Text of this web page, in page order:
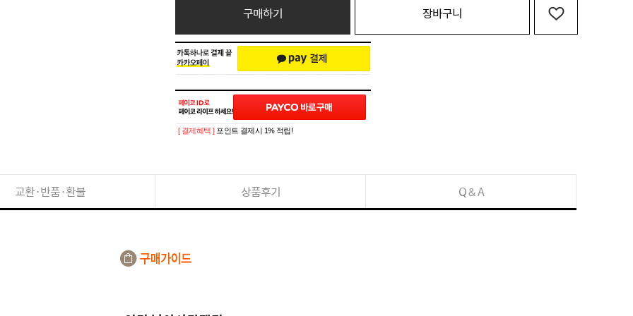
구매하기 장바구니
[ 결제혜택 ] 포인트 결제시 1% 적립!
교환·반품·환불 상품후기 Q & A